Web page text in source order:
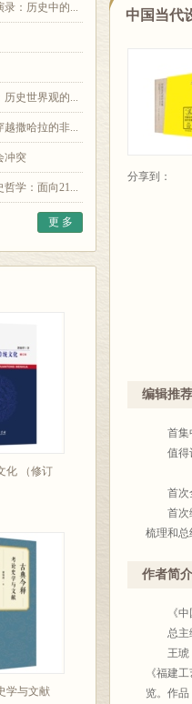
录：历史中的...
历史世界观的...
越撒哈拉的非...
冲突
学：面向21...
更 多
化 （修订
学与文献
中国当代
分享到：
编辑推荐
首集中
值得设
首次全
首次综
梳理和总
价值上具
《中国
世界学
的处理
法回避
与干预
作者简介
《中国
总主
王琥，
《福建
览。作